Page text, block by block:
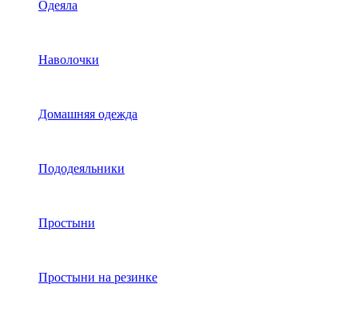
Одеяла
Наволочки
Домашняя одежда
Пододеяльники
Простыни
Простыни на резинке